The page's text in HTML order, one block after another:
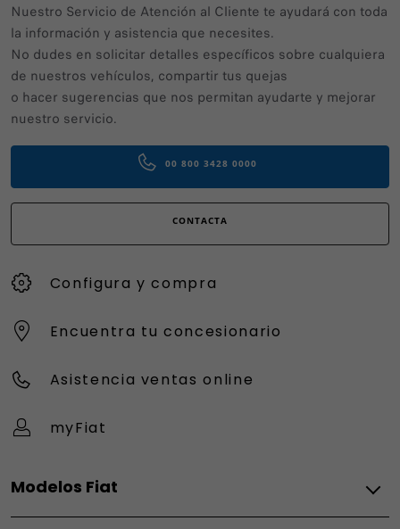
Nuestro Servicio de Atención al Cliente te ayudará con toda
la información y asistencia que necesites.
No dudes en solicitar detalles específicos sobre cualquiera
de nuestros vehículos, compartir tus quejas
o hacer sugerencias que nos permitan ayudarte y mejorar
nuestro servicio.
00 800 3428 0000
CONTACTA
Configura y compra
Encuentra tu concesionario
Asistencia ventas online
myFiat
Modelos Fiat